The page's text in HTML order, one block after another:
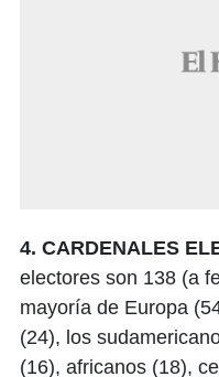
4. CARDENALES
electores son 138 (a
mayoría de Europa
(24), los
(16), africanos (18),